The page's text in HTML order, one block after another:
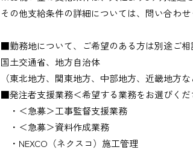
その他支給条件の詳細については、問い合わせ
■勤務地について、ご希望のある方は別途ご相
国土交通省、地方自治体
（東北地方、関東地方、中部地方、近畿地方な
■発注者支援業務＜希望する業務をお選びくだ
・＜急募＞工事監督支援業務
・＜急募＞資料作成業務
・NEXCO（ネクスコ）施工管理